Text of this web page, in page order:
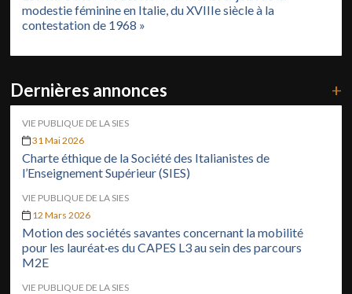
modestie féminine en Italie, du XVIIIe siècle à la
contestation de 1968 »
Dernières annonces +
VIE PUBLIQUE DE LA SIES
31 Mai 2026
Charte éthique de la Société des Italianistes de
l’Enseignement Supérieur (SIES)
VIE PUBLIQUE DE LA SIES
12 Mars 2026
Motion des sociétés savantes concernant la mobilité
pour les lauréat·es du CAPES L3 au sein des parcours
M2E
VIE PUBLIQUE DE LA SIES